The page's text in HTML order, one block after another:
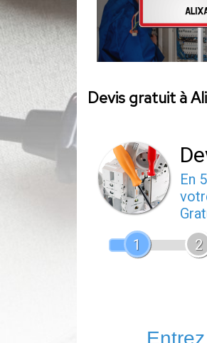
Devis gratuit à
En
1
2